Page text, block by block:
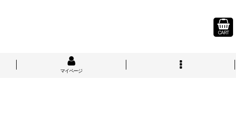
CART
マイページ